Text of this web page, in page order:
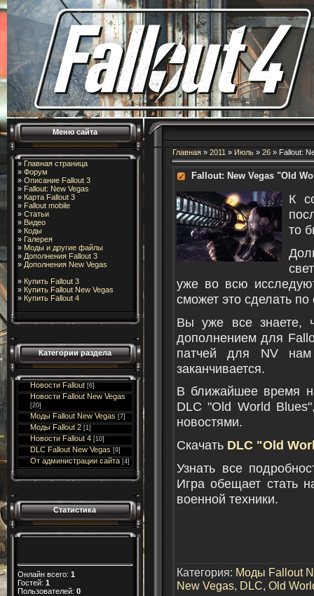
Меню сайта
» Главная страница
» Форум
» Описание Fallout 3
» Fallout: New Vegas
» Карта Fallout 3
» Fallout mobile
» Статьи
» Видео
» Коды
» Галерея
» Моды и другие файлы
» Дополнения Fallout 3
» Дополнения New Vegas
» Купить Fallout 3
» Купить Fallout New Vegas
» Купить Fallout 4
Категории раздела
Новости Fallout [6]
Новости Fallout New Vegas
[20]
Моды Fallout New Vegas [7]
Моды Fallout 2 [1]
Новости Fallout 4 [10]
DLC Fallout New Vegas [9]
От администрации сайта [4]
Статистика
Онлайн всего: 1
Гостей: 1
Пользователей: 0
Главная » 2011 » Июль » 26 » Fallout:
Fallout: New Vegas "Old
К
то
уже во всю
сможет это сделать
Вы уже все знаете,
дополнением для
патчей для NV нам
заканчивается.
В ближайшее время
DLC "Old World
новостями.
Скачать DLC "Old
Узнать все
Игра обещает стать
военной техники.
Категория: Моды Fallout
New Vegas, DLC, Old